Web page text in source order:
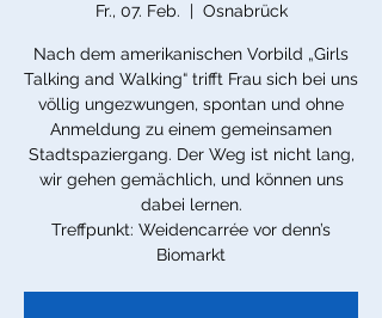
Fr., 07. Feb.
  |
Osnabrück
Nach dem amerikanischen Vorbild „Girls
Talking and Walking“ trifft Frau sich bei uns
völlig ungezwungen, spontan und ohne
Anmeldung zu einem gemeinsamen
Stadtspaziergang. Der Weg ist nicht lang,
wir gehen gemächlich, und können uns
dabei lernen.
Treffpunkt: Weidencarrée vor denn’s
Biomarkt